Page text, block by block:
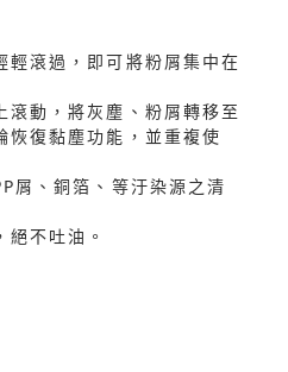
輕滾過，即可將粉屑集中在
滾動，將灰塵、粉屑轉移至
恢復黏塵功能，並重複使
屑、銅箔、等汙染源之清
不吐油。